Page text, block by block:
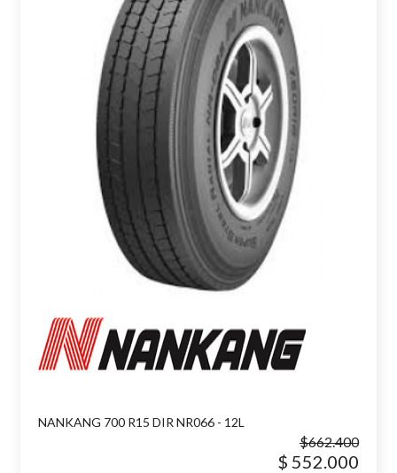
NANKANG 700 R15 DIR NR066 - 12L
$662.400
$ 552.000